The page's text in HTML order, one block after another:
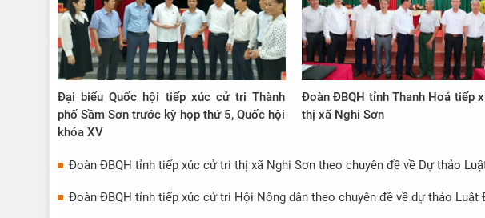
Đại biểu Quốc hội tiếp xúc cử tri Thành
phố Sầm Sơn trước kỳ họp thứ 5, Quốc hội
khóa XV
Đoàn ĐBQH tỉnh Thanh Hoá tiếp
thị xã Nghi Sơn
Đoàn ĐBQH tỉnh tiếp xúc cử tri thị xã Nghi Sơn theo chuyên đề về Dự thảo
Đoàn ĐBQH tỉnh tiếp xúc cử tri Hội Nông dân theo chuyên đề về dự thảo